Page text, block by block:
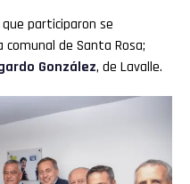
participaron se
comunal de Santa Rosa;
González, de Lavalle.